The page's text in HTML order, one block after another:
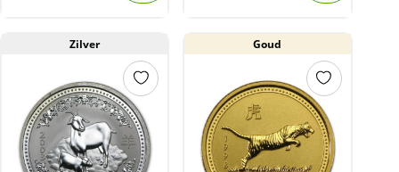
Zilver Goud